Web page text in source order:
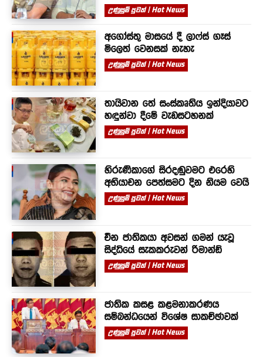
උණුසුම් පුවත් | Hot News
අගෝස්තු මාසයේ දී ලාෆ්ස් ගෑස්
මිලෙත් වෙනසක් නැහැ
උණුසුම් පුවත් | Hot News
තායිවාන තේ සංස්කෘතිය ඉන්දියාවට
හඳුන්වා දීමේ වැඩසටහනක්
උණුසුම් පුවත් | Hot News
හිරුණිකාගේ සිරදඬුවමට එරෙහි
අභියාචන පෙත්සමට දින නියම වෙයි
උණුසුම් පුවත් | Hot News
චීන ජාතිකයා අවසන් ගමන් යැවූ
සිද්ධියේ සැකකරුවන් රිමාන්ඩ්
උණුසුම් පුවත් | Hot News
ජාතික කසළ කළමනාකරණය
සම්බන්ධයෙන් විශේෂ සාකච්ඡාවක්
උණුසුම් පුවත් | Hot News